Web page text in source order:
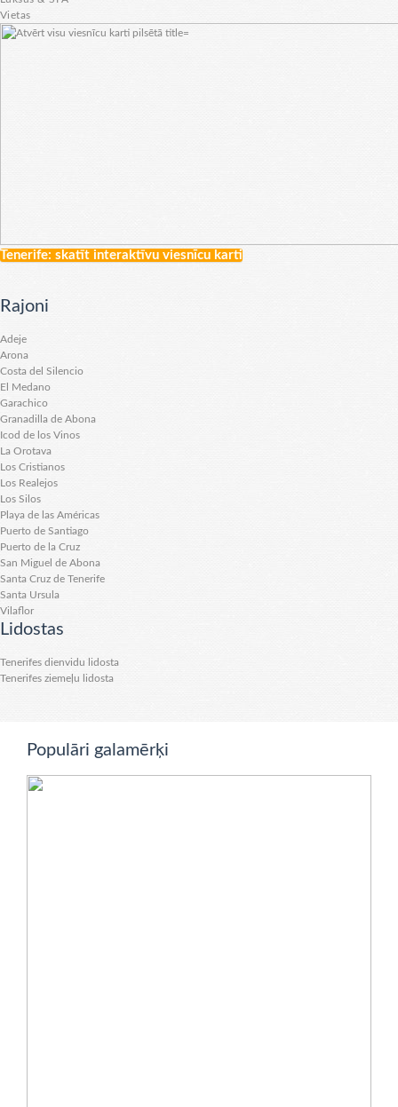
Vietas
Tenerife: skatīt interaktīvu viesnīcu karti
Rajoni
Adeje
Arona
Costa del Silencio
El Medano
Garachico
Granadilla de Abona
Icod de los Vinos
La Orotava
Los Cristianos
Los Realejos
Los Silos
Playa de las Américas
Puerto de Santiago
Puerto de la Cruz
San Miguel de Abona
Santa Cruz de Tenerife
Santa Ursula
Vilaflor
Lidostas
Tenerifes dienvidu lidosta
Tenerifes ziemeļu lidosta
Populāri galamērķi